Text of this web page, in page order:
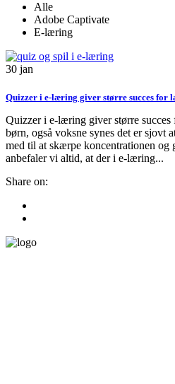
Alle
Adobe Captivate
E-læring
30 jan
Quizzer i e-læring giver større succes for
Quizzer i e-læring giver større
børn, også voksne synes det er sjovt
med til at skærpe koncentrationen
anbefaler vi altid, at der i e-læring...
Share on: